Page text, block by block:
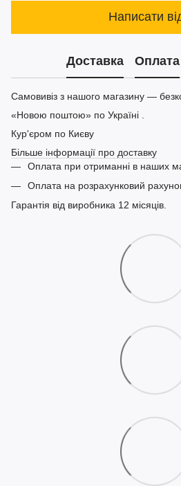
Написати
Доставка Оплата
Самовивіз з нашого магазину —
«Новою поштою» по Україні .
Кур'єром по Києву
Більше інформації про доставку
Оплата при отриманні в наших
Оплата на розрахунковий
Гарантія від виробника 12 місяців.